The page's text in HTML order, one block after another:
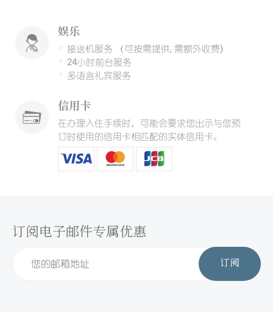
娱乐
接送机服务 （可按需提供, 需额外收费)
24小时前台服务
多语言礼宾服务
信用卡
在办理入住手续时，可能会要求您出示与您预
订时使用的信用卡相匹配的实体信用卡。
订阅电子邮件专属优惠
订阅